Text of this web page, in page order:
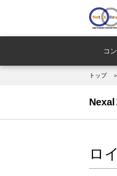
コ
トップ
Nexal
ロ